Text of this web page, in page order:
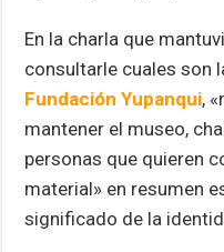
En la charla que
consultarle cuales son
Fundación Yupanqui,
mantener el museo,
personas que quieren
material» en resumen
significado de la